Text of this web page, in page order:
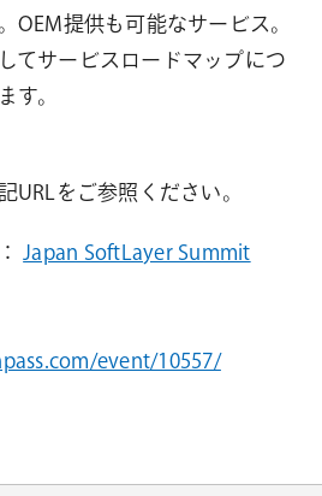
OEM提供も可能なサービス。
てサービスロードマップにつ
す。
URLをご参照ください。
Japan SoftLayer Summit
event/10557/